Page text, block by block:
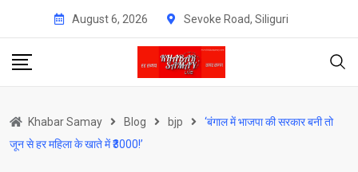
content
August 6, 2026 Sevoke Road, Siliguri
Khabar Samay Blog bjp
‘बंगाल में भाजपा की सरकार बनी तो
जून से हर महिला के खाते में ₹3000!’